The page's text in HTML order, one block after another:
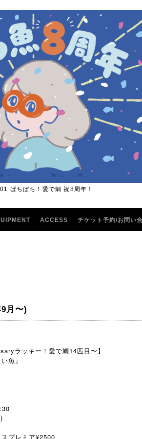
ぱちぱち！愛で鯛 祝8周年！
ACCESS チケット予約/お問い
月〜)
ラッキー！愛で鯛14匹目〜】
魚』
スプレミア¥2500